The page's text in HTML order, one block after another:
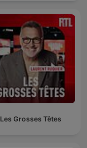
Les Grosses Têtes